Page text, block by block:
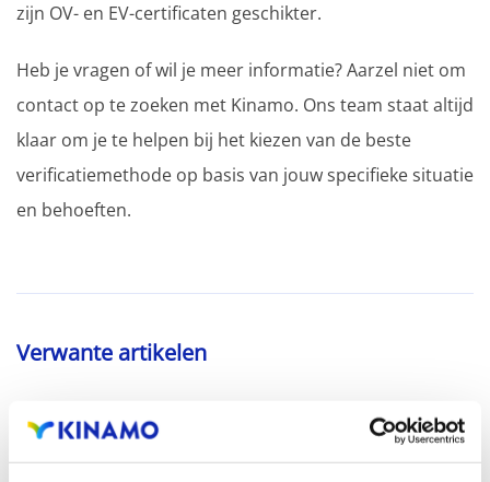
zijn OV- en EV-certificaten geschikter.
Heb je vragen of wil je meer informatie? Aarzel niet om
contact op te zoeken met Kinamo. Ons team staat altijd
klaar om je te helpen bij het kiezen van de beste
verificatiemethode op basis van jouw specifieke situatie
en behoeften.
Verwante artikelen
Hoe lang duurt het voordat mijn SSL-
certificaat actief is?